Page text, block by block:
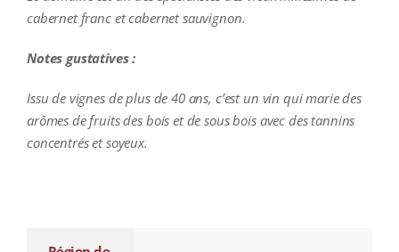
cabernet franc et cabernet sauvignon.
Notes gustatives :
Issu de vignes de plus de 40 ans, c’est un vin qui marie des
arômes de fruits des bois et de sous bois avec des tannins
concentrés et soyeux.